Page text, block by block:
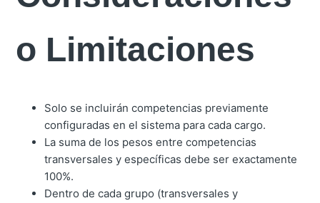
o Limitaciones
Solo se incluirán competencias previamente
configuradas en el sistema para cada cargo.
La suma de los pesos entre competencias
transversales y específicas debe ser exactamente
100%.
Dentro de cada grupo (transversales y